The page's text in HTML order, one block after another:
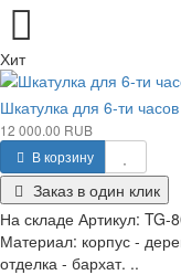
Хит
Шкатулка для 6-ти часов
12 000.00 RUB
В корзину
Заказ в один клик
На складе Артикул: TG-
Материал: корпус -
отделка - бархат. ..